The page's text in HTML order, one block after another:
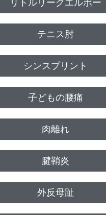
リトルリーグエルボー
テニス肘
シンスプリント
子どもの腰痛
肉離れ
腱鞘炎
外反母趾